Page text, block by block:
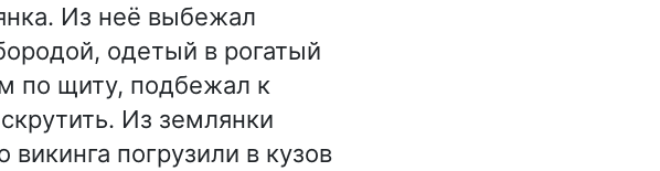
Из неё выбежал
одетый в рогатый
по щиту, подбежал к
Из землянки
погрузили в кузов